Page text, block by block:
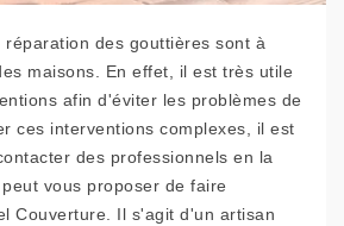
réparation des gouttières sont à
maisons. En effet, il est très utile
afin d'éviter les problèmes de
ces interventions complexes, il est
des professionnels en la
vous proposer de faire
Couverture. Il s'agit d'un artisan